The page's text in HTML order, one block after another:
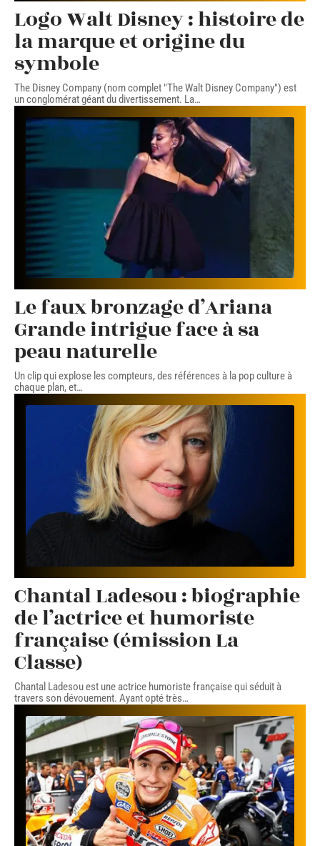
Logo Walt Disney : histoire de
la marque et origine du
symbole
The Disney Company (nom complet "The Walt Disney Company") est
un conglomérat géant du divertissement. La…
Le faux bronzage d’Ariana
Grande intrigue face à sa
peau naturelle
Un clip qui explose les compteurs, des références à la pop culture à
chaque plan, et…
Chantal Ladesou : biographie
de l’actrice et humoriste
française (émission La
Classe)
Chantal Ladesou est une actrice humoriste française qui séduit à
travers son dévouement. Ayant opté très…